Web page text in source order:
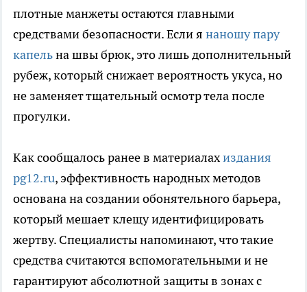
плотные манжеты остаются главными
средствами безопасности. Если я наношу пару
капельна швы брюк, это лишь дополнительный
рубеж, который снижает вероятность укуса, но
не заменяет тщательный осмотр тела после
прогулки.
Как сообщалось ранее в материалахиздания
pg12.ru, эффективность народных методов
основана на создании обонятельного барьера,
который мешает клещу идентифицировать
жертву. Специалисты напоминают, что такие
средства считаются вспомогательными и не
гарантируют абсолютной защиты в зонах с